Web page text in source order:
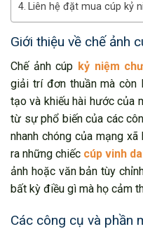
Liên hệ đặt mua cúp kỷ
Giới thiệu về chế ảnh
Chế ảnh cúp kỷ niệm
giải trí đơn thuần mà còn
tạo và khiếu hài hước của
từ sự phổ biến của các
nhanh chóng của mạng
ra những chiếc cúp vinh
ảnh hoặc văn bản tùy
bất kỳ điều gì mà họ cảm
Các công cụ và phần